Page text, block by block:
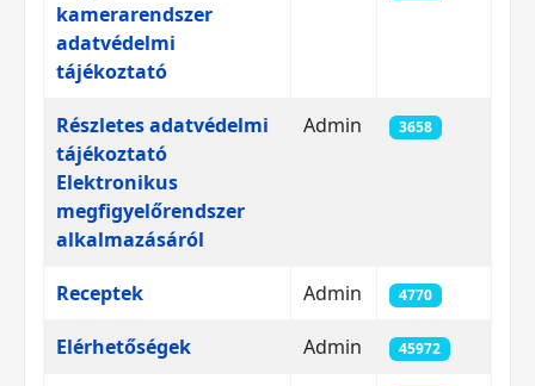
kamerarendszer
adatvédelmi
tájékoztató
Részletes adatvédelmi
tájékoztató
Elektronikus
megfigyelőrendszer
alkalmazásáról
Admin 3658
Receptek Admin 4770
Elérhetőségek Admin 45972